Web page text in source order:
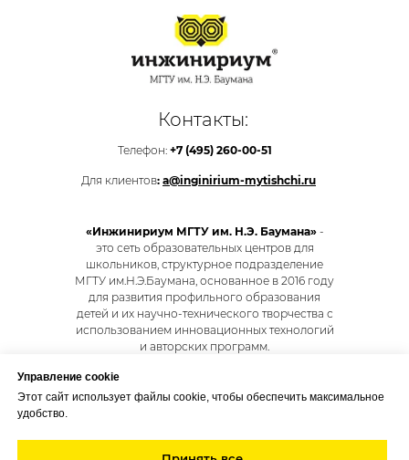
Управление cookie
Этот сайт использует файлы cookie, чтобы обеспечить максимальное
удобство.
«Инжинириум МГТУ им. Н.Э. Баумана»-
это сеть образовательных центров для
школьников, структурное подразделение
МГТУ им.Н.Э.Баумана, основанное в 2016 году
для развития профильного образования
детей и их научно-технического творчества с
использованием инновационных технологий
и авторских программ.
Телефон: +7 (495) 260-00-51
Для клиентов: a@inginirium-mytishchi.ru
Контакты: